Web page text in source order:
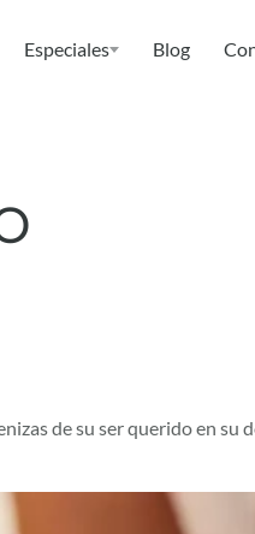
Especiales Blog
de su ser querido en